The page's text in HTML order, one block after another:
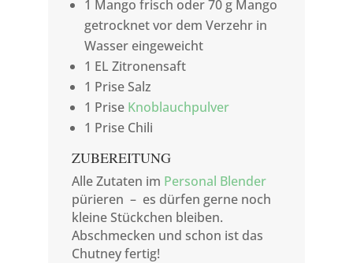
1 Mango frisch oder 70 g Mango
getrocknet vor dem Verzehr in
Wasser eingeweicht
1 EL Zitronensaft
1 Prise Salz
1 Prise Knoblauchpulver
1 Prise Chili
ZUBEREITUNG
Alle Zutaten im Personal Blender
pürieren – es dürfen gerne noch
kleine Stückchen bleiben.
Abschmecken und schon ist das
Chutney fertig!